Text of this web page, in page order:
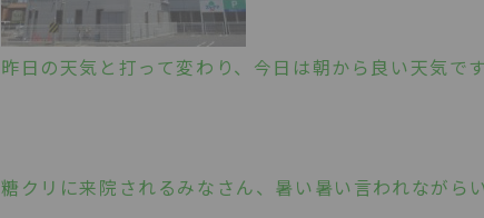
昨日の天気と打って変わり、今日は朝から良い天気で
糖クリに来院されるみなさん、暑い暑い言われながら